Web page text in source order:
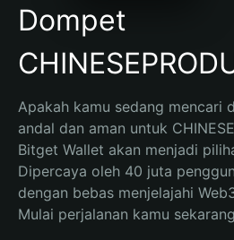
Dompet
Apakah kamu sedang mencari
andal dan aman untuk
Bitget Wallet akan menjadi
Dipercaya oleh 40 juta
dengan bebas menjelajahi
Mulai perjalanan kamu